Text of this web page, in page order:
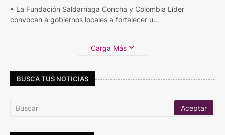
• La Fundación Saldarriaga Concha y Colombia Líder
convocan a gobiernos locales a fortalecer u…
Carga Más
BUSCA TUS NOTICIAS